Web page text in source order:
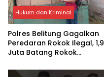
Hukum dan Kriminal
Polres Belitung Gagalkan
Peredaran Rokok Ilegal, 1,9
Juta Batang Rokok